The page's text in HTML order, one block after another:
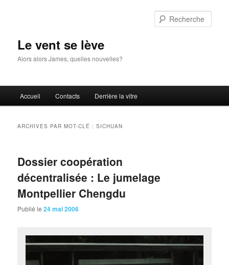
Le vent se lève
Alors alors James, quelles nouvelles?
principal
Accueil Contacts Derrière la vitre
ARCHIVES PAR MOT-CLÉ :SICHUAN
Dossier coopération
décentralisée : Le jumelage
Montpellier Chengdu
Publié le24 mai 2006